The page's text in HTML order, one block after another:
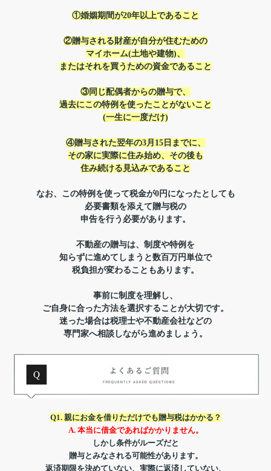
①婚姻期間が20年以上であること
②贈与される財産が自分が住むための
マイホーム(土地や建物)、
またはそれを買うための資金であること
③同じ配偶者からの贈与で、
過去にこの特例を使ったことがないこと
(一生に一度だけ)
④贈与された翌年の3月15日までに、
その家に実際に住み始め、その後も
住み続ける見込みであること
なお、この特例を使って税金が0円になったとしても
必要書類を添えて贈与税の
申告を行う必要があります。
不動産の贈与は、制度や特例を
知らずに進めてしまうと数百万円単位で
税負担が変わることもあります。
事前に制度を理解し、
ご自身に合った方法を選択することが大切です。
迷った場合は税理士や不動産会社などの
専門家へ相談しながら進めましょう。
Q1. 親にお金を借りただけでも 贈与税はかかる？
A. 本当に借金であればかかりません。
しかし条件がルーズだと
贈与とみなされる可能性があります。
返済期限を決めていない、 実際に返済していない、